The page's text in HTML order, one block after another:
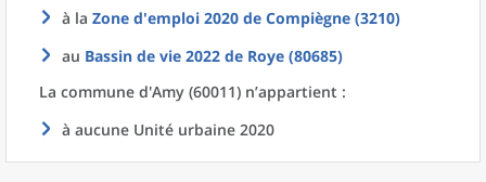
à la Zone d'emploi 2020 de Compiègne (3210)
au Bassin de vie 2022 de Roye (80685)
La commune d'Amy (60011) n’appartient :
à aucune Unité urbaine 2020